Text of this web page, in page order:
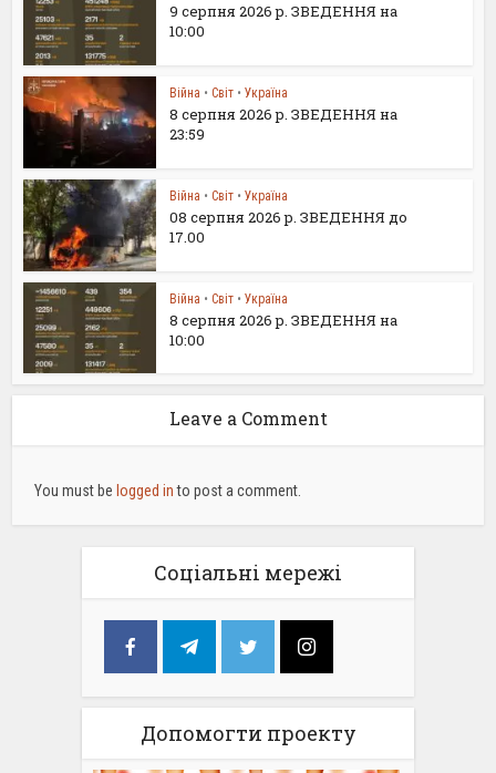
9 серпня 2026 р. ЗВЕДЕННЯ на
10:00
Війна • Світ • Україна
8 серпня 2026 р. ЗВЕДЕННЯ на
23:59
Війна • Світ • Україна
08 серпня 2026 р. ЗВЕДЕННЯ до
17.00
Війна • Світ • Україна
8 серпня 2026 р. ЗВЕДЕННЯ на
10:00
Leave a Comment
You must be logged into post a comment.
Соціальні мережі
Допомогти проекту